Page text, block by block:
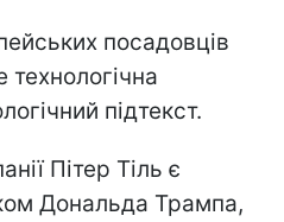
посадовців
підтекст.
Пітер Тіль є
Дональда Трампа,